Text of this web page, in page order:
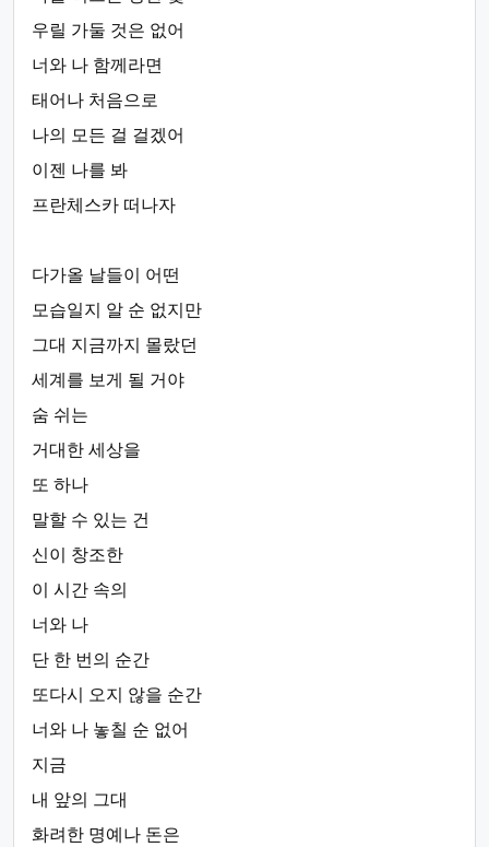
우릴 가둘 것은 없어
너와 나 함께라면
태어나 처음으로
나의 모든 걸 걸겠어
이젠 나를 봐
프란체스카 떠나자
다가올 날들이 어떤
모습일지 알 순 없지만
그대 지금까지 몰랐던
세계를 보게 될 거야
숨 쉬는
거대한 세상을
또 하나
말할 수 있는 건
신이 창조한
이 시간 속의
너와 나
단 한 번의 순간
또다시 오지 않을 순간
너와 나 놓칠 순 없어
지금
내 앞의 그대
화려한 명예나 돈은